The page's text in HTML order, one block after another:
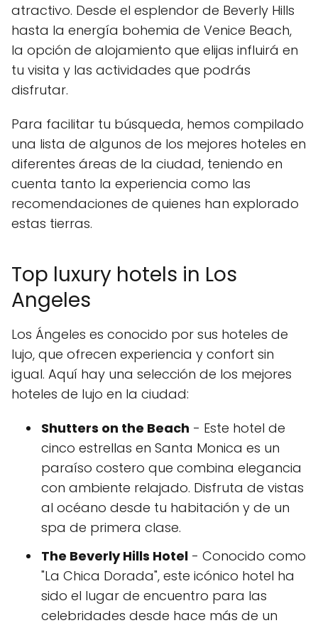
atractivo. Desde el esplendor de Beverly Hills
hasta la energía bohemia de Venice Beach,
la opción de alojamiento que elijas influirá en
tu visita y las actividades que podrás
disfrutar.
Para facilitar tu búsqueda, hemos compilado
una lista de algunos de los mejores hoteles en
diferentes áreas de la ciudad, teniendo en
cuenta tanto la experiencia como las
recomendaciones de quienes han explorado
estas tierras.
Top luxury hotels in Los
Angeles
Los Ángeles es conocido por sus hoteles de
lujo, que ofrecen experiencia y confort sin
igual. Aquí hay una selección de los mejores
hoteles de lujo en la ciudad:
Shutters on the Beach - Este hotel de
cinco estrellas en Santa Monica es un
paraíso costero que combina elegancia
con ambiente relajado. Disfruta de vistas
al océano desde tu habitación y de un
spa de primera clase.
The Beverly Hills Hotel - Conocido como
"La Chica Dorada", este icónico hotel ha
sido el lugar de encuentro para las
celebridades desde hace más de un